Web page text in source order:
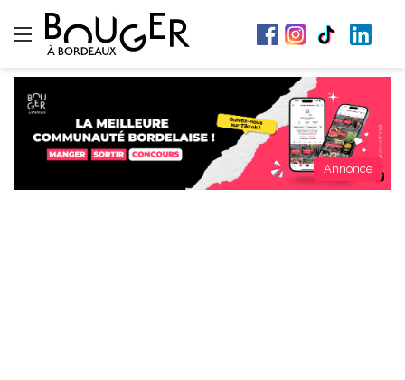
Menu
Annonce